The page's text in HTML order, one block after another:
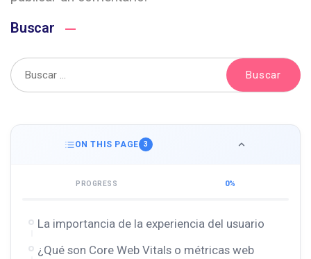
Buscar
ON THIS PAGE 3
PROGRESS 0%
La importancia de la experiencia del usuario
¿Qué son Core Web Vitals o métricas web